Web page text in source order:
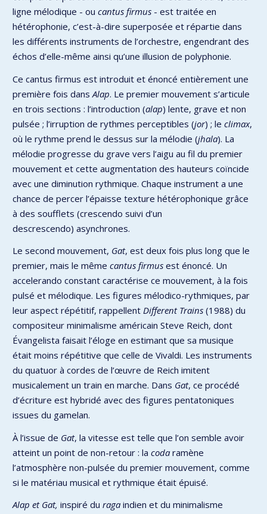
ligne mélodique - ou cantus firmus - est traitée en
hétérophonie, c’est-à-dire superposée et répartie dans
les différents instruments de l’orchestre, engendrant des
échos d’elle-même ainsi qu’une illusion de polyphonie.
Ce cantus firmus est introduit et énoncé entièrement une
première fois dans Alap. Le premier mouvement s’articule
en trois sections : l’introduction (alap) lente, grave et non
pulsée ; l’irruption de rythmes perceptibles (jor) ; le climax,
où le rythme prend le dessus sur la mélodie (jhala). La
mélodie progresse du grave vers l’aigu au fil du premier
mouvement et cette augmentation des hauteurs coïncide
avec une diminution rythmique. Chaque instrument a une
chance de percer l’épaisse texture hétérophonique grâce
à des soufflets (crescendo suivi d’un
descrescendo) asynchrones.
Le second mouvement, Gat, est deux fois plus long que le
premier, mais le même cantus firmus est énoncé. Un
accelerando constant caractérise ce mouvement, à la fois
pulsé et mélodique. Les figures mélodico-rythmiques, par
leur aspect répétitif, rappellent Different Trains (1988) du
compositeur minimalisme américain Steve Reich, dont
Évangelista faisait l’éloge en estimant que sa musique
était moins répétitive que celle de Vivaldi. Les instruments
du quatuor à cordes de l’œuvre de Reich imitent
musicalement un train en marche. Dans Gat, ce procédé
d’écriture est hybridé avec des figures pentatoniques
issues du gamelan.
À l’issue de Gat, la vitesse est telle que l’on semble avoir
atteint un point de non-retour : la coda ramène
l’atmosphère non-pulsée du premier mouvement, comme
si le matériau musical et rythmique était épuisé.
Alap et Gat, inspiré du raga indien et du minimalisme